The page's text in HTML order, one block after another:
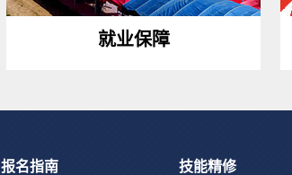
就业保障
报名指南 技能精修